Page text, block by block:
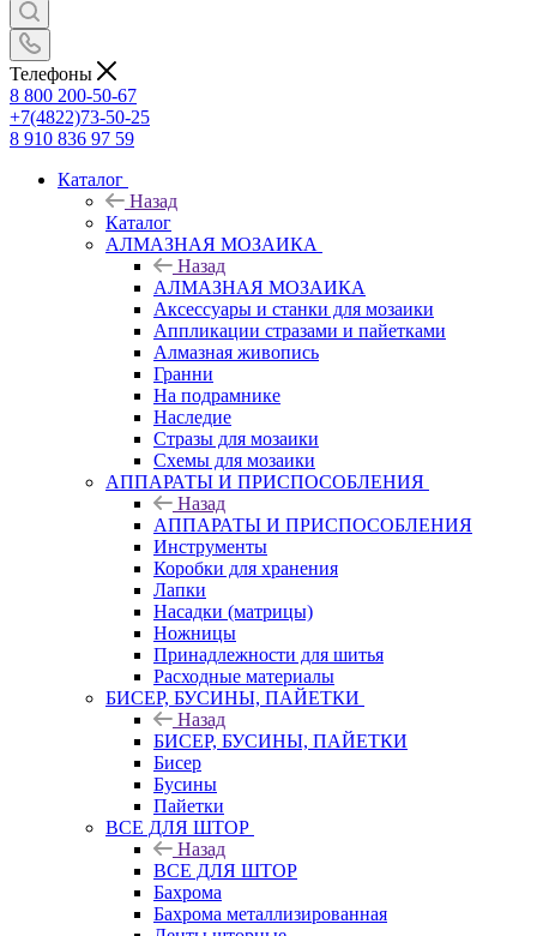
Телефоны
8 800 200-50-67
+7(4822)73-50-25
8 910 836 97 59
Каталог
Назад
Каталог
АЛМАЗНАЯ МОЗАИКА
Назад
АЛМАЗНАЯ МОЗАИКА
Аксессуары и станки для мозаики
Аппликации стразами и пайетками
Алмазная живопись
Гранни
На подрамнике
Наследие
Стразы для мозаики
Схемы для мозаики
АППАРАТЫ И ПРИСПОСОБЛЕНИЯ
Назад
АППАРАТЫ И ПРИСПОСОБЛЕНИЯ
Инструменты
Коробки для хранения
Лапки
Насадки (матрицы)
Ножницы
Принадлежности для шитья
Расходные материалы
БИСЕР, БУСИНЫ, ПАЙЕТКИ
Назад
БИСЕР, БУСИНЫ, ПАЙЕТКИ
Бисер
Бусины
Пайетки
ВСЕ ДЛЯ ШТОР
Назад
ВСЕ ДЛЯ ШТОР
Бахрома
Бахрома металлизированная